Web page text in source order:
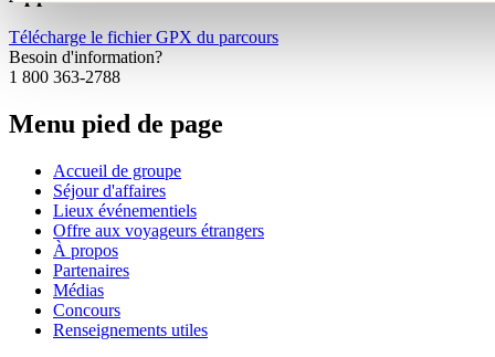
Télécharge le fichier GPX du parcours
Besoin d'information?
1 800 363-2788
Menu pied de page
Accueil de groupe
Séjour d'affaires
Lieux événementiels
Offre aux voyageurs étrangers
À propos
Partenaires
Médias
Concours
Renseignements utiles